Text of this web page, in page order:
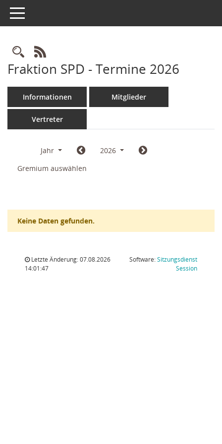
Toggle navigation
Rechercheauswahl
RSS-Feed
Fraktion SPD - Termine 2026
Informationen Mitglieder
Vertreter
Jahr
2026
Gremium auswählen
Keine Daten gefunden.
Letzte Änderung: 07.08.2026
14:01:47
Software:Sitzungsdienst
Session(Wird in